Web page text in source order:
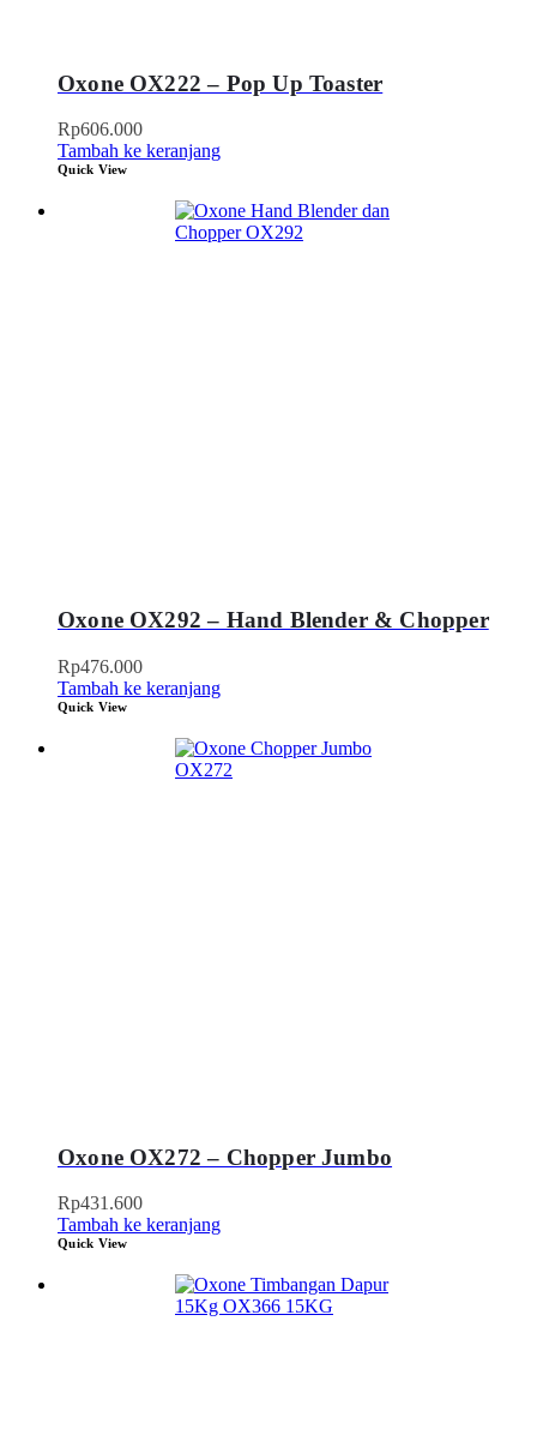
Oxone OX222 – Pop Up Toaster
Rp606.000
Tambah ke keranjang
Quick View
Oxone OX292 – Hand Blender & Chopper
Rp476.000
Tambah ke keranjang
Quick View
Oxone OX272 – Chopper Jumbo
Rp431.600
Tambah ke keranjang
Quick View